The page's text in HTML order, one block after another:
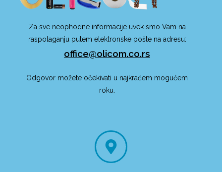
Za sve neophodne informacije uvek smo Vam na
raspolaganju putem elektronske pošte na adresu:
office@olicom.co.rs
Odgovor možete očekivati u najkraćem mogućem
roku.